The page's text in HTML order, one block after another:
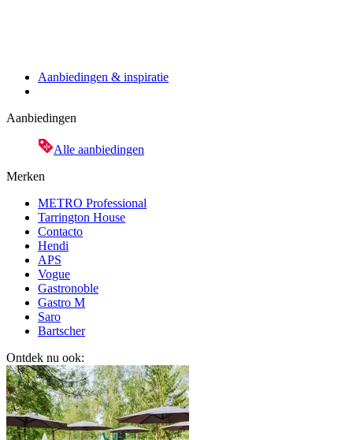
Aanbiedingen & inspiratie
Aanbiedingen
Alle aanbiedingen
Merken
METRO Professional
Tarrington House
Contacto
Hendi
APS
Vogue
Gastronoble
Gastro M
Saro
Bartscher
Ontdek nu ook: